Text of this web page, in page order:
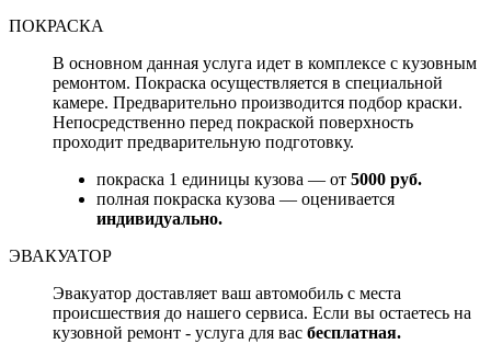
ПОКРАСКА
В основном данная услуга идет в комплексе с кузовным
ремонтом. Покраска осуществляется в специальной
камере. Предварительно производится подбор краски.
Непосредственно перед покраской поверхность
проходит предварительную подготовку.
покраска 1 единицы кузова — от 5000 руб.
полная покраска кузова — оценивается
индивидуально.
ЭВАКУАТОР
Эвакуатор доставляет ваш автомобиль с места
происшествия до нашего сервиса. Если вы остаетесь на
кузовной ремонт - услуга для вас бесплатная.